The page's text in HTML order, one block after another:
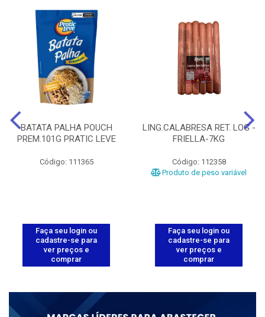
BATATA PALHA POUCH
PREM.101G PRATIC LEVE
Código: 111365
Faça seu login ou
cadastre-se para
ver preços e
comprar
LING.CALABRESA RET. LOG -
FRIELLA-7KG
Código: 112358
Produto de peso variável
Faça seu login ou
cadastre-se para
ver preços e
comprar